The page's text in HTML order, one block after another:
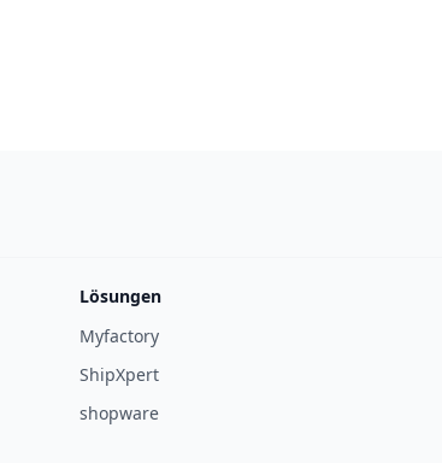
Lösungen
Myfactory
ShipXpert
shopware